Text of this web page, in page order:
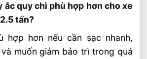
ắc quy chì phù hợp hơn cho xe
tấn?
hợp hơn nếu cần sạc nhanh,
muốn giảm bảo trì trong quá